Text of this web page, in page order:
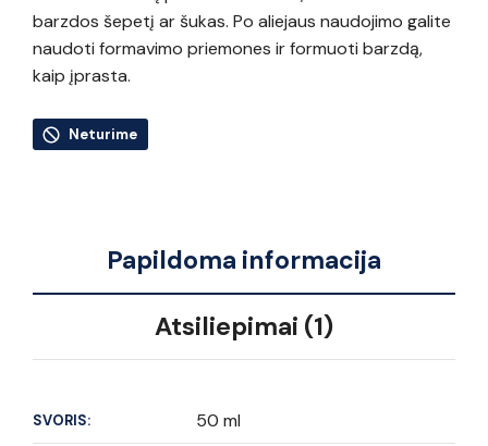
barzdos šepetį ar šukas. Po aliejaus naudojimo galite
naudoti formavimo priemones ir formuoti barzdą,
kaip įprasta.
Neturime
Papildoma informacija
Atsiliepimai (1)
SVORIS: 50 ml